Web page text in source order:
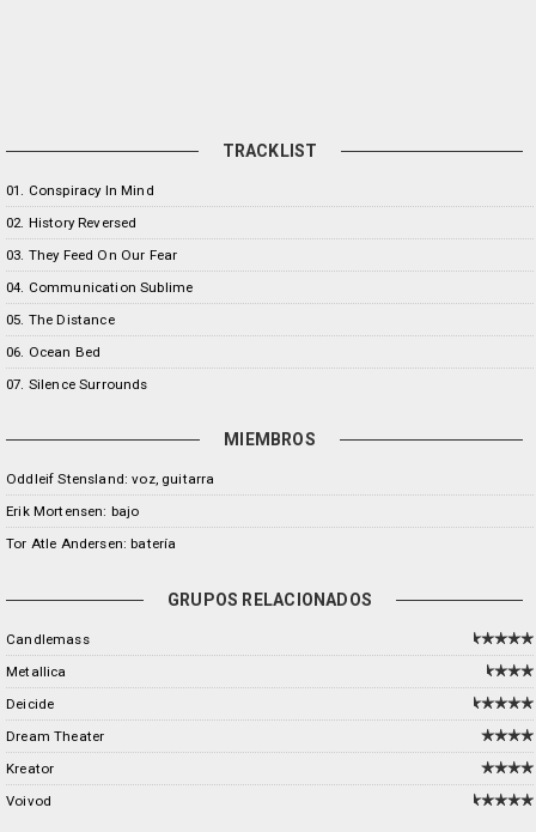
TRACKLIST
01. Conspiracy In Mind
02. History Reversed
03. They Feed On Our Fear
04. Communication Sublime
05. The Distance
06. Ocean Bed
07. Silence Surrounds
MIEMBROS
Oddleif Stensland: voz, guitarra
Erik Mortensen: bajo
Tor Atle Andersen: batería
GRUPOS RELACIONADOS
Candlemass
Metallica
Deicide
Dream Theater
Kreator
Voivod